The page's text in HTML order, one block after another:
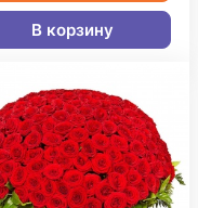
В корзину